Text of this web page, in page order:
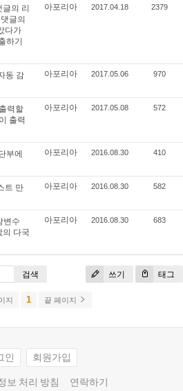
의 리
글의
다가
하기
아포리아 2017.04.18 2379
동 감
아포리아 2017.05.06 970
력할
출력
아포리아 2017.05.08 572
부에
아포리아 2016.08.30 410
트 만
아포리아 2016.08.30 582
변수
다국
아포리아 2016.08.30 683
쓰기 태그
검색
지 1 끝 페이지
인
회원가입
보 처리 방침 연락하기